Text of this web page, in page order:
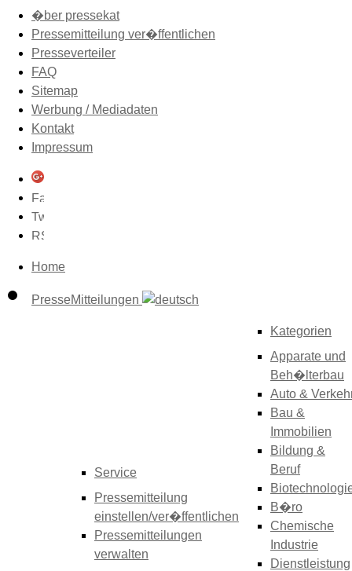
�ber pressekat
Pressemitteilung ver�ffentlichen
Presseverteiler
FAQ
Sitemap
Werbung / Mediadaten
Kontakt
Impressum
Home
PresseMitteilungen
Service
Pressemitteilung
einstellen/ver�ffentlichen
Pressemitteilungen
verwalten
Kategorien
Apparate und
Beh�lterbau
Auto &
Bau &
Immobilien
Bildung &
Beruf
B�ro
Chemische
Industrie
Dienstleistung